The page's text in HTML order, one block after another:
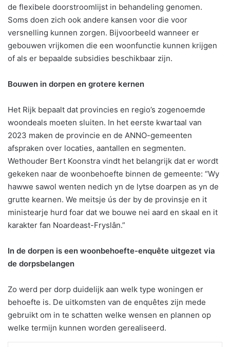
de flexibele doorstroomlijst in behandeling genomen.
Soms doen zich ook andere kansen voor die voor
versnelling kunnen zorgen. Bijvoorbeeld wanneer er
gebouwen vrijkomen die een woonfunctie kunnen krijgen
of als er bepaalde subsidies beschikbaar zijn.
Bouwen in dorpen en grotere kernen
Het Rijk bepaalt dat provincies en regio’s zogenoemde
woondeals moeten sluiten. In het eerste kwartaal van
2023 maken de provincie en de ANNO-gemeenten
afspraken over locaties, aantallen en segmenten.
Wethouder Bert Koonstra vindt het belangrijk dat er wordt
gekeken naar de woonbehoefte binnen de gemeente: “Wy
hawwe sawol wenten nedich yn de lytse doarpen as yn de
grutte kearnen. We meitsje ús der by de provinsje en it
ministearje hurd foar dat we bouwe nei aard en skaal en it
karakter fan Noardeast-Fryslân.”
In de dorpen is een woonbehoefte-enquête uitgezet via
de dorpsbelangen
Zo werd per dorp duidelijk aan welk type woningen er
behoefte is. De uitkomsten van de enquêtes zijn mede
gebruikt om in te schatten welke wensen en plannen op
welke termijn kunnen worden gerealiseerd.